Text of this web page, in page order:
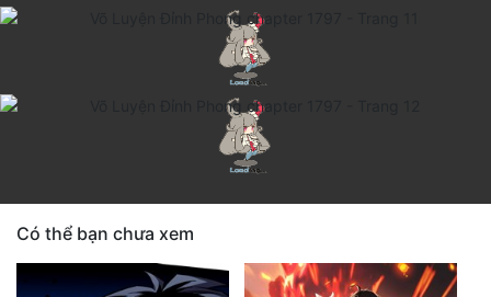
Tin
App
Có thể bạn chưa xem